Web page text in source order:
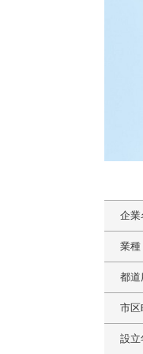
企業
業種
都道
市区
設立